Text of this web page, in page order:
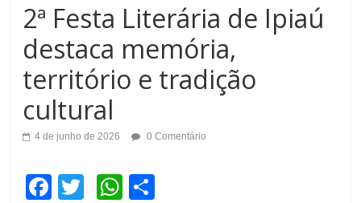
2ª Festa Literária de Ipiaú
destaca memória,
território e tradição
cultural
4 de junho de 2026 0 Comentário
F
T
W